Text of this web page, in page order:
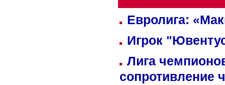
Евролига:
Игрок
Лига
сопротивление